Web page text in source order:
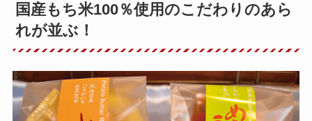
国産もち米100％使用のこだわりのあら
れが並ぶ！